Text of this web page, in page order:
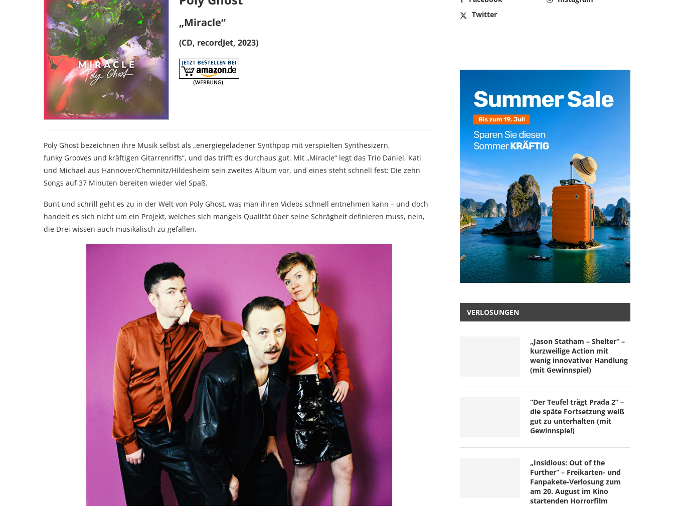
„Miracle“
(CD, recordJet, 2023)
Poly Ghost bezeichnen ihre Musik selbst als „energiegeladener Synthpop mit verspielten Synthesizern,
funky Grooves und kräftigen Gitarrenriffs“, und das trifft es durchaus gut. Mit „Miracle“ legt das Trio Daniel, Kati
und Michael aus Hannover/Chemnitz/Hildesheim sein zweites Album vor, und eines steht schnell fest: Die zehn
Songs auf 37 Minuten bereiten wieder viel Spaß.
Bunt und schrill geht es zu in der Welt von Poly Ghost, was man ihren Videos schnell entnehmen kann – und doch
handelt es sich nicht um ein Projekt, welches sich mangels Qualität über seine Schrägheit definieren muss, nein,
die Drei wissen auch musikalisch zu gefallen.
Twitter
VERLOSUNGEN
„Jason Statham – Shelter“ –
kurzweilige Action mit
wenig innovativer Handlung
(mit Gewinnspiel)
“Der Teufel trägt Prada 2” –
die späte Fortsetzung weiß
gut zu unterhalten (mit
Gewinnspiel)
„Insidious: Out of the
Further“ – Freikarten- und
Fanpakete-Verlosung zum
am 20. August im Kino
startenden Horrorfilm